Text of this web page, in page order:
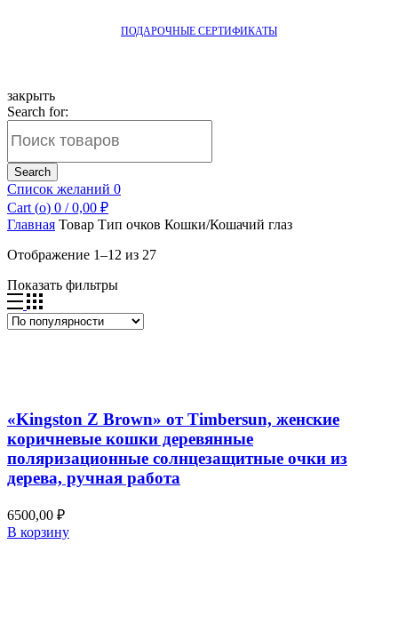
ПОДАРОЧНЫЕ СЕРТИФИКАТЫ
закрыть
Search for:
Search
Список желаний 0
Cart (o) 0 / 0,00 ₽
Главная Товар Тип очков Кошки/Кошачий глаз
Отображение 1–12 из 27
Показать фильтры
«Kingston Z Brown» от Timbersun, женские
коричневые кошки деревянные
поляризационные солнцезащитные очки из
дерева, ручная работа
6500,00 ₽
В корзину